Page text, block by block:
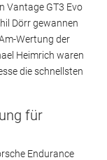
Vantage GT3 Evo
Dörr gewannen
Wertung der
Heimrich waren
die schnellsten
für
Endurance